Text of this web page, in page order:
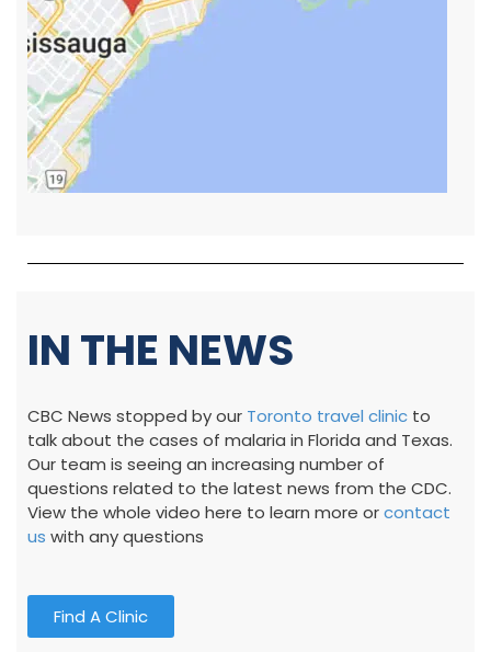
IN THE NEWS
CBC News stopped by our Toronto travel clinic to
talk about the cases of malaria in Florida and Texas.
Our team is seeing an increasing number of
questions related to the latest news from the CDC.
View the whole video here to learn more orcontact
us with any questions
Find A Clinic